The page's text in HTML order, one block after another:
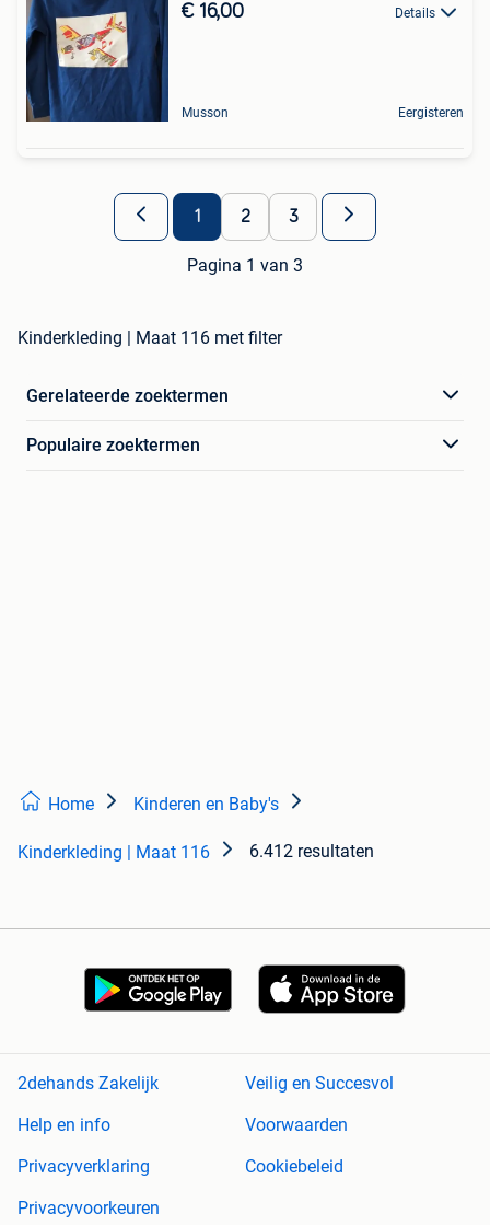
€ 16,00 Details
Musson Eergisteren
1 2 3
Pagina 1 van 3
Kinderkleding | Maat 116 met filter
Gerelateerde zoektermen
Populaire zoektermen
Home Kinderen en Baby's
Kinderkleding | Maat 116 6.412 resultaten
2dehands Zakelijk
Veilig en Succesvol
Help en info
Voorwaarden
Privacyverklaring
Cookiebeleid
Privacyvoorkeuren